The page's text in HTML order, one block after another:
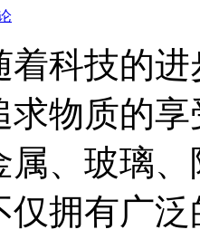
着科技的
求物质的
属、玻璃
仅拥有广